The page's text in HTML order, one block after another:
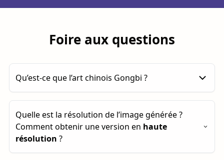
Foire aux questions
Qu’est-ce que l’art chinois Gongbi ?
de peinture au pinceau fin dans l’art classique
chinois, reconnu pour son souci du détail
méticuleux, son trait précis et son élégance
raffinée. Originaire dès la période Han et ayant
Quelle est la résolution de l’image générée ?
Comment obtenir une version en haute
résolution ?